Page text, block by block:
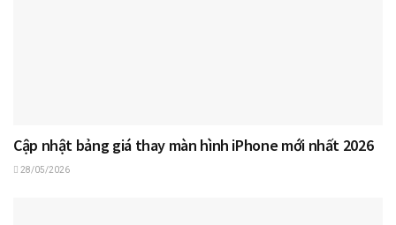
Cập nhật bảng giá thay màn hình iPhone mới nhất 2026
28/05/2026